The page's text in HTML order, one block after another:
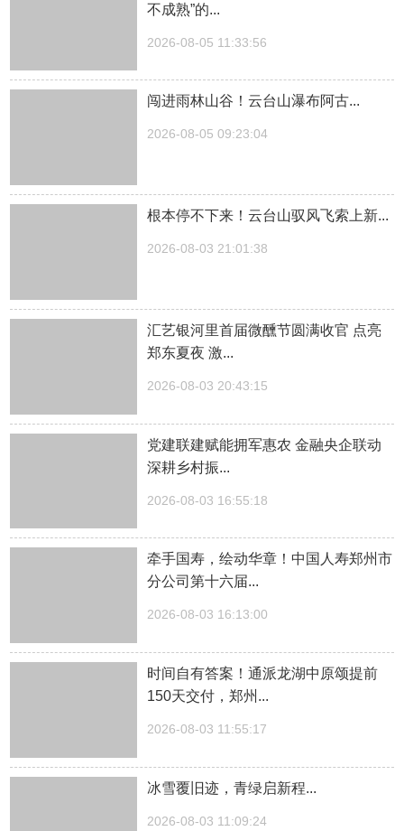
不成熟”的...
2026-08-05 11:33:56
闯进雨林山谷！云台山瀑布阿古...
2026-08-05 09:23:04
根本停不下来！云台山驭风飞索上新...
2026-08-03 21:01:38
汇艺银河里首届微醺节圆满收官 点亮
郑东夏夜 激...
2026-08-03 20:43:15
党建联建赋能拥军惠农 金融央企联动
深耕乡村振...
2026-08-03 16:55:18
牵手国寿，绘动华章！中国人寿郑州市
分公司第十六届...
2026-08-03 16:13:00
时间自有答案！通派龙湖中原颂提前
150天交付，郑州...
2026-08-03 11:55:17
冰雪覆旧迹，青绿启新程...
2026-08-03 11:09:24